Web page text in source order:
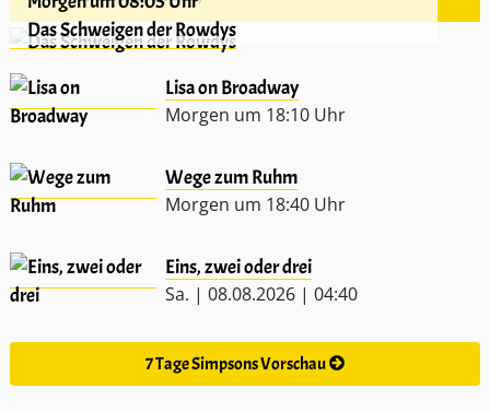
Das Schweigen der Rowdys
Lisa on Broadway
Morgen um 18:10 Uhr
Wege zum Ruhm
Morgen um 18:40 Uhr
Eins, zwei oder drei
Sa. | 08.08.2026 | 04:40
7 Tage Simpsons Vorschau